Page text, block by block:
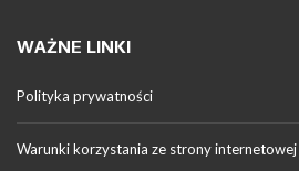
WAŻNE LINKI
Polityka prywatności
Warunki korzystania ze strony internetowej